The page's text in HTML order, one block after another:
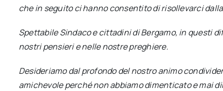
che in seguito ci hanno consentito di risollevarci
Spettabile Sindaco e cittadini di Bergamo, in questi
nostri pensieri e nelle nostre preghiere.
Desideriamo dal profondo del nostro animo
amichevole perché non abbiamo dimenticato e mai